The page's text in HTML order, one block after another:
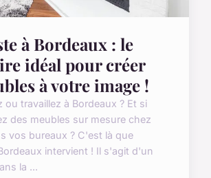
à Bordeaux : le
idéal pour créer
à votre image !
ou travaillez à Bordeaux ? Et si
des meubles sur mesure chez
vos bureaux ? C'est là que
intervient ! Il s'agit d'un
la ...